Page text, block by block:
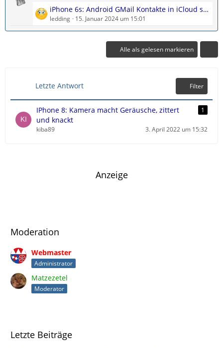
e
i
t
r
L
e
t
i
t
r
ä
g
iPhone 6s: Android GMail Kontakte in iCloud sichern
ledding 15. Januar 2024 um 15:01
Alle als gelesen markieren
Letzte Antwort Filter
IPhone 8: Kamera macht Geräusche, zittert
und knackt
1
kiba89 3. April 2022 um 15:32
Anzeige
Moderation
Webmaster
Administrator
Matzezetel
Moderator
Letzte Beiträge